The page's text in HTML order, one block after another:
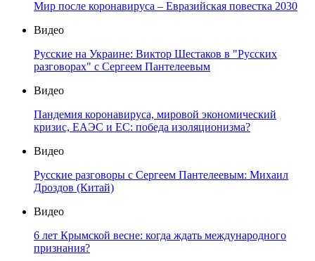
Мир после коронавируса – Евразийская повестка 2030
Видео
Русские на Украине: Виктор Шестаков в "Русских
разговорах" с Сергеем Пантелеевым
Видео
Пандемия коронавируса, мировой экономический
кризис, ЕАЭС и ЕС: победа изоляционизма?
Видео
Русские разговоры с Сергеем Пантелеевым: Михаил
Дроздов (Китай)
Видео
6 лет Крымской весне: когда ждать международного
признания?